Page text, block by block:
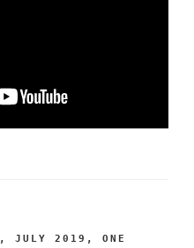
,JULY 2019 ,ONE